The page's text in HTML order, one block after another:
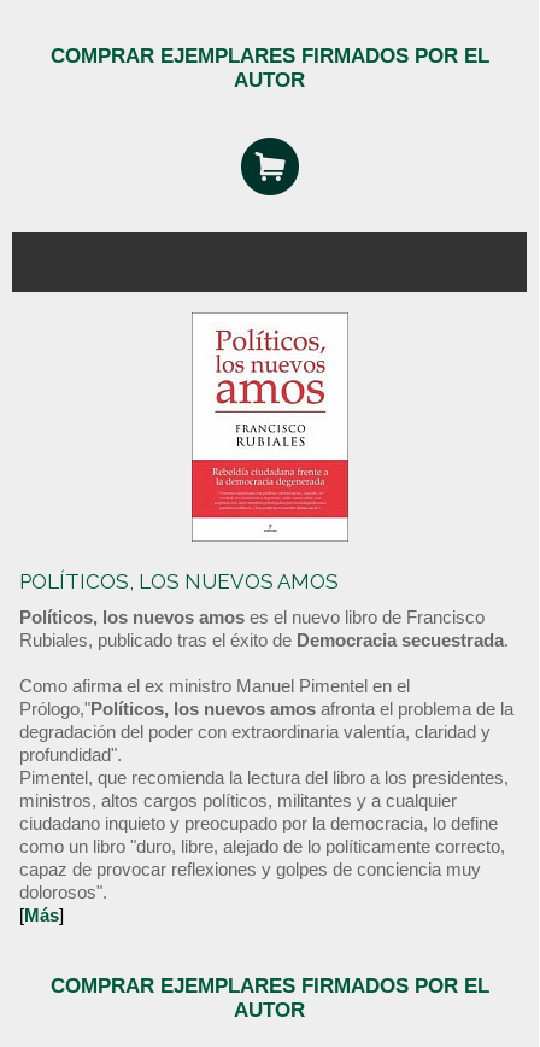
COMPRAR EJEMPLARES FIRMADOS POR EL
AUTOR
POLÍTICOS, LOS NUEVOS AMOS
Políticos, los nuevos amos es el nuevo libro de Francisco
Rubiales, publicado tras el éxito de Democracia secuestrada.
Como afirma el ex ministro Manuel Pimentel en el
Prólogo,"Políticos, los nuevos amos afronta el problema de la
degradación del poder con extraordinaria valentía, claridad y
profundidad".
Pimentel, que recomienda la lectura del libro a los presidentes,
ministros, altos cargos políticos, militantes y a cualquier
ciudadano inquieto y preocupado por la democracia, lo define
como un libro "duro, libre, alejado de lo políticamente correcto,
capaz de provocar reflexiones y golpes de conciencia muy
dolorosos".
[Más]
COMPRAR EJEMPLARES FIRMADOS POR EL
AUTOR